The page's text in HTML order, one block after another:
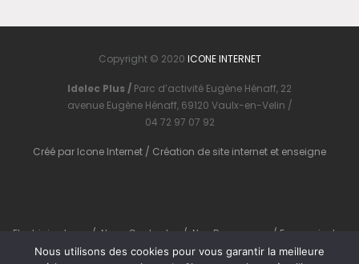
Copyright © 2020 ICONE INTERNET
Idelec Plus / Parc d’activité Eugène Hénaff, 22
avenue Eugène Hénaff, 69120 Vaulx-en-Velin /
04 72 97 07 92
Créé par Icone Internet / Création de site internet et enseigne
Electricien Lyon / Nous Contacter / Nos Ressources / En savoir plus
Nous utilisons des cookies pour vous garantir la meilleure